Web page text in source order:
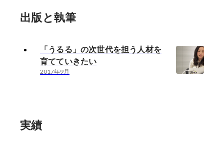
出版と執筆
「うるる」の次世代を担う人材を
育てていきたい
2017年9月
実績